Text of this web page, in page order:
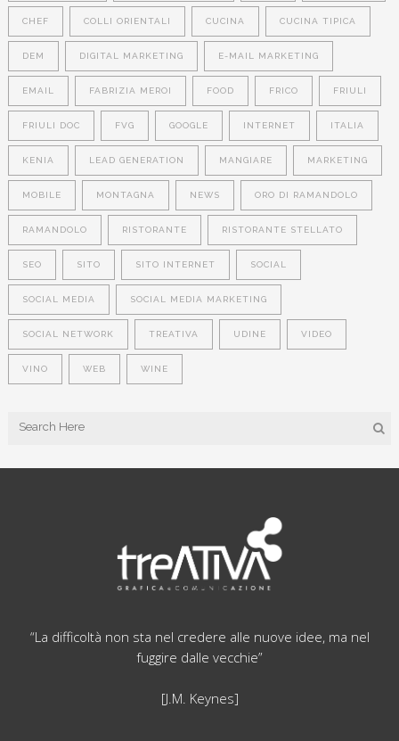
CHEF COLLI ORIENTALI CUCINA CUCINA TIPICA
DEM DIGITAL MARKETING E-MAIL MARKETING
EMAIL FABRIZIA MEROI FOOD FRICO FRIULI
FRIULI DOC FVG GOOGLE INTERNET ITALIA
KENIA LEAD GENERATION MANGIARE MARKETING
MOBILE MONTAGNA NEWS ORO DI RAMANDOLO
RAMANDOLO RISTORANTE RISTORANTE STELLATO
SEO SITO SITO INTERNET SOCIAL
SOCIAL MEDIA SOCIAL MEDIA MARKETING
SOCIAL NETWORK TREATIVA UDINE VIDEO
VINO WEB WINE
“La difficoltà non sta nel credere alle nuove idee, ma nel
fuggire dalle vecchie”
[J.M. Keynes]